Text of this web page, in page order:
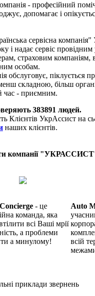
- професійний
допомагає і
сервісна
і надає сервіс
страховим компаніям,
особам.
обслуговує, піклується
складною, більш
час - приємним.
383891 людей.
Клієнтів УкрАссист на
наших клієнтів.
компанії
- це
команда, яка
всі Ваші мрії
а проблеми
а минулому!
Auto
всій
приклади звернень